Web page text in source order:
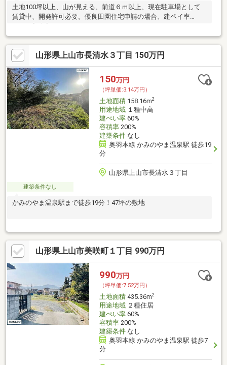
土地100坪以上、山が見える、前道６ｍ以上、現在駐車場として
賃貸中、開発許可必要。優良田園住宅申請の場合、建ペイ率
30%・容積率50%になります。
山形県上山市長清水３丁目 150万円
150万円
（坪単価:3.14万円）
土地面積158.16m2
用途地域１種中高
建ぺい率60%
容積率200%
建築条件なし
奥羽本線 かみのやま温泉駅 徒歩19
分
山形県上山市長清水３丁目
建築条件なし
かみのやま温泉駅まで徒歩19分！47坪の敷地
山形県上山市美咲町１丁目 990万円
990万円
（坪単価:7.52万円）
土地面積435.36m2
用途地域２種住居
建ぺい率60%
容積率200%
建築条件なし
奥羽本線 かみのやま温泉駅 徒歩7
分